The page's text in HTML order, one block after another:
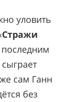
уловить
Стражи
последним
сам Ганн
без